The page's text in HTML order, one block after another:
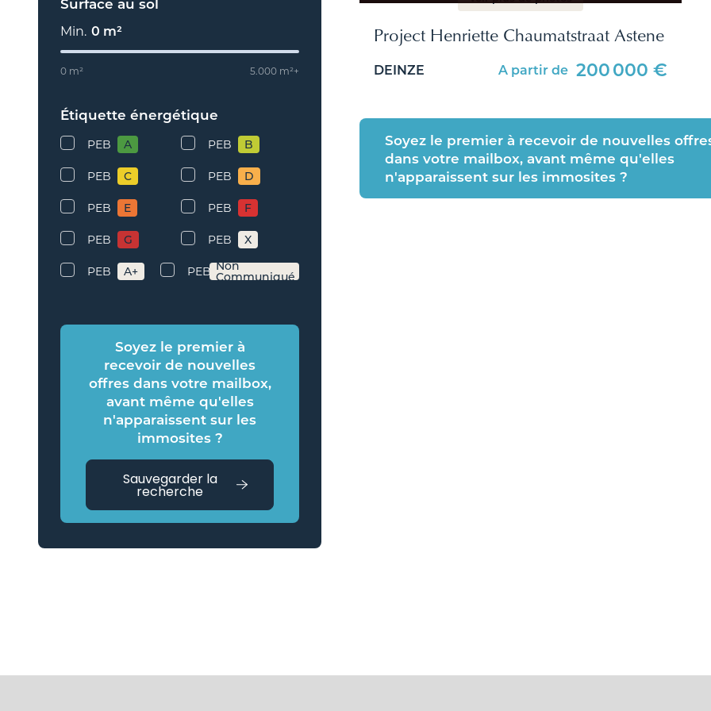
Min. 0 m²
0 m² 5.000 m²+
Étiquette énergétique
PEB A PEB B
PEB C PEB D
PEB E PEB F
PEB G PEB X
PEB A+ PEB Non
Communiqué
Soyez le premier à
recevoir de nouvelles
offres dans votre mailbox,
avant même qu'elles
n'apparaissent sur les
immosites ?
Sauvegarder la
recherche
Project Henriette Chaumatstraat Astene
DEINZE A partir de 200 000 €
Soyez le premier à recevoir de nouvelles
dans votre mailbox, avant même qu'elles
n'apparaissent sur les immosites ?